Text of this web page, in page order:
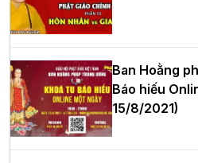
Hòa thượng Thích Quảng
cử Trưởng BTS GHPGVN thành
Phòng nhiệm kỳ 2026 – 2031
Thượng tọa Thích Tâm Chính
cử tân Trưởng ban Trị sự
Ban Hoằng
Báo hiếu
15/8/2021)